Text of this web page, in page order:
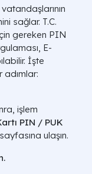
sağlar. T.C.
gereken PIN
E-
İşte
adımlar:
işlem
PIN / PUK
sayfasına ulaşın.